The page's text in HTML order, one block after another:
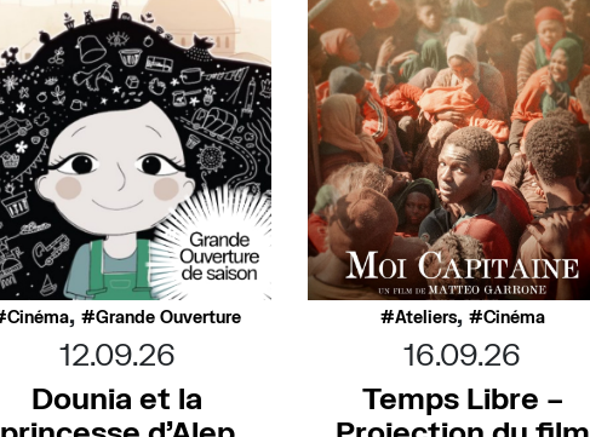
Cinéma, Grande Ouverture
12.09.26
Dounia et la
Ateliers, Cinéma
16.09.26
Temps Libre –